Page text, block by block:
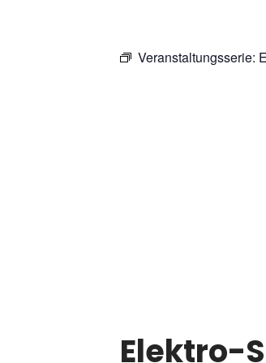
Veranstaltungsserie:
Elektro-